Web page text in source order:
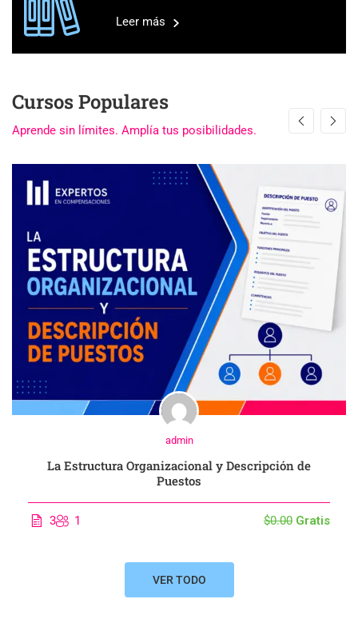
Leer más
Cursos Populares
Aprende sin límites. Amplía tus posibilidades.
admin
La Estructura Organizacional y Descripción de
Puestos
3 1 $0.00 Gratis
VER TODO